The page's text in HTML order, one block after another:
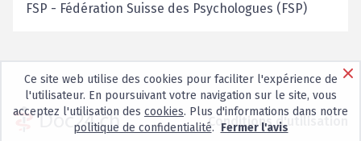
FSP - Fédération Suisse des Psychologues (FSP)
Conditions d'utilisation
Ce site web utilise des cookies pour faciliter l'expérience de
l'utilisateur. En poursuivant votre navigation sur le site, vous
acceptez l'utilisation des cookies. Plus d'informations dans notre
politique de confidentialité. Fermer l'avis